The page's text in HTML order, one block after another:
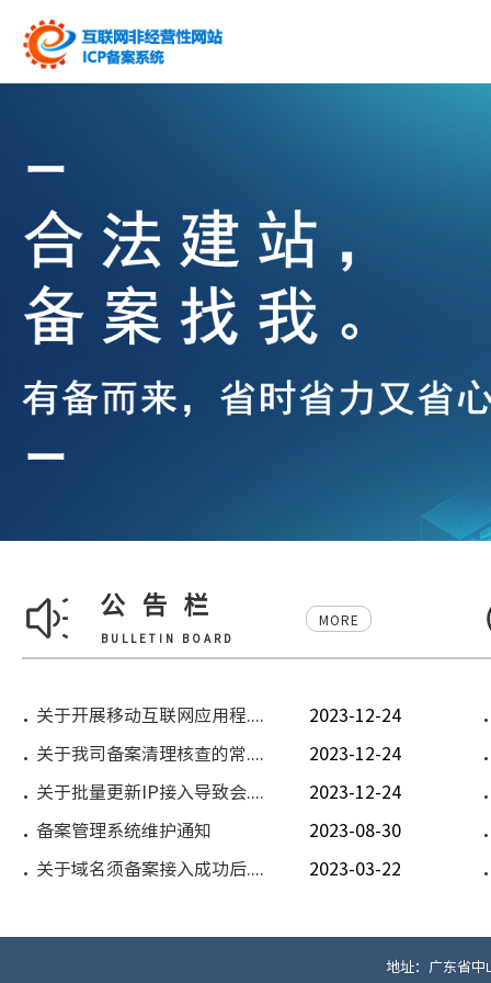
公告栏
BULLETIN BOARD
MORE
关于开展移动互联网应用程.... 2023-12-24
关于我司备案清理核查的常.... 2023-12-24
关于批量更新IP接入导致会.... 2023-12-24
备案管理系统维护通知 2023-08-30
关于域名须备案接入成功后.... 2023-03-22
地址：广东省